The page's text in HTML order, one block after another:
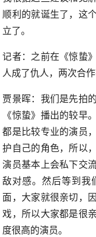
顺利的就诞生了，这
立了。
记者：之前在《惊蛰
人成了仇人，两次合
贾景晖：我们是先拍
《惊蛰》播出的较早
都是比较专业的演员
护自己的角色，所以
演员基本上会私下交
敌对感。然后等到我
面，大家就很亲切，
戏，所以大家都是很
度很高的演员。